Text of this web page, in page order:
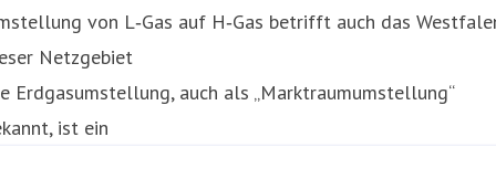
von L‑Gas auf H‑Gas betrifft auch das
Netzgebiet
Erdgasumstellung, auch als „Marktraumumstellung“
ist ein